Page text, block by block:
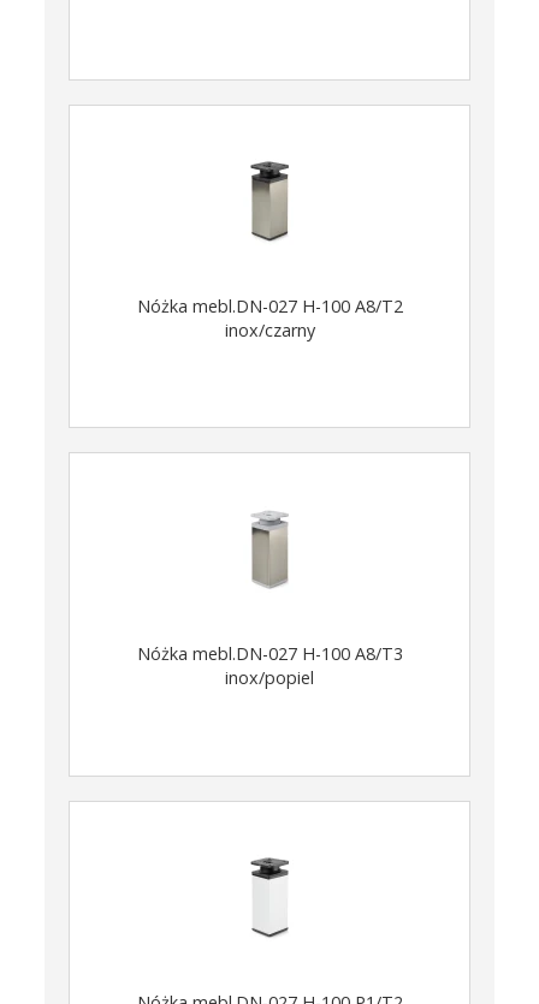
Nóżka mebl.DN-027 H-100 A8/T2
inox/czarny
Nóżka mebl.DN-027 H-100 A8/T3
inox/popiel